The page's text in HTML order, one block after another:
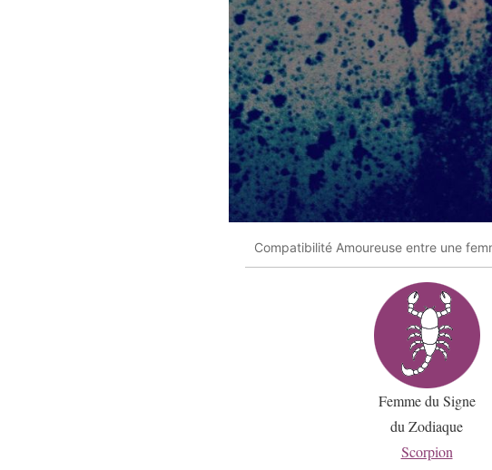
Compatibilité Amoureuse entre une
Femme du Signe
du Zodiaque
Scorpion